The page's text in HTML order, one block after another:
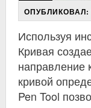
ОПУБЛИКОВАЛ:
Используя
Кривая
направление
кривой
Pen Tool